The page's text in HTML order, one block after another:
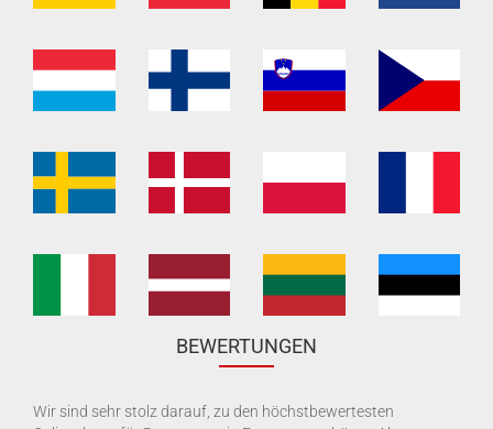
BEWERTUNGEN
Wir sind sehr stolz darauf, zu den höchstbewertesten